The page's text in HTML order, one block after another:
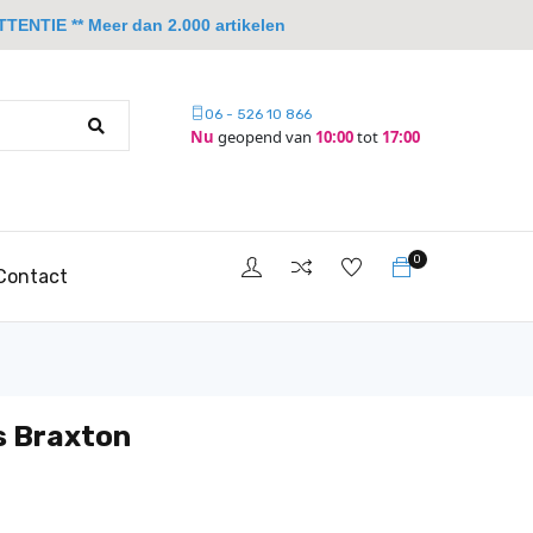
06 - 526 10 866
Nu geopend van 10:00tot 17:00
0
Braxton
** Meer dan 2.000 artikelen